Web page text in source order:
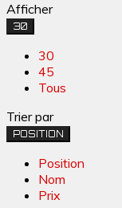
Afficher
30
30
45
Tous
Trier par
POSITION
Position
Nom
Prix